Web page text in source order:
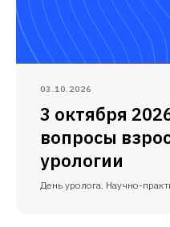
03.10.2026
3 октября
вопросы
урологии
День уролога. Научно-